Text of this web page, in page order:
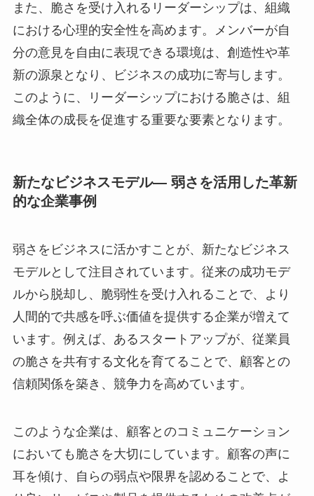
また、脆さを受け入れるリーダーシップは、組織
における心理的安全性を高めます。メンバーが自
分の意見を自由に表現できる環境は、創造性や革
新の源泉となり、ビジネスの成功に寄与します。
このように、リーダーシップにおける脆さは、組
織全体の成長を促進する重要な要素となります。
新たなビジネスモデル— 弱さを活用した革新
的な企業事例
弱さをビジネスに活かすことが、新たなビジネス
モデルとして注目されています。従来の成功モデ
ルから脱却し、脆弱性を受け入れることで、より
人間的で共感を呼ぶ価値を提供する企業が増えて
います。例えば、あるスタートアップが、従業員
の脆さを共有する文化を育てることで、顧客との
信頼関係を築き、競争力を高めています。
このような企業は、顧客とのコミュニケーション
においても脆さを大切にしています。顧客の声に
耳を傾け、自らの弱点や限界を認めることで、よ